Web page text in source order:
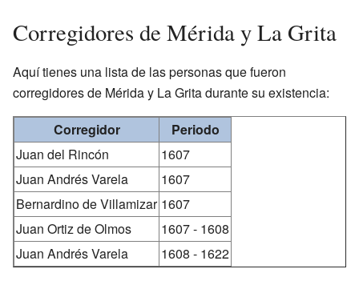
Corregidores de Mérida y La Grita
Aquí tienes una lista de las personas que fueron
corregidores de Mérida y La Grita durante su existencia:
Corregidor
Periodo
Juan del Rincón
1607
Juan Andrés Varela
1607
Bernardino de Villamizar 1607
Juan Ortiz de Olmos
1607 - 1608
Juan Andrés Varela
1608 - 1622